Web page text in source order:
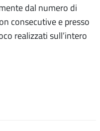
dal numero di
consecutive e presso
realizzati sull’intero